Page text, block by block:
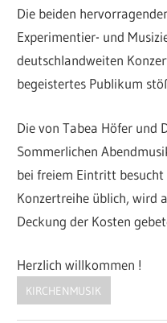
Die beiden
Experimentier- und
deutschlandweiten
begeistertes Publikum
Die von Tabea Höfer und
Sommerlichen
bei freiem Eintritt besucht
Konzertreihe üblich, wird
Deckung der Kosten
Herzlich willkommen !
KIRCHENMUSIK